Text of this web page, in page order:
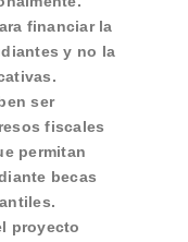
financiar la
y no la
ser
fiscales
permitan
becas
proyecto